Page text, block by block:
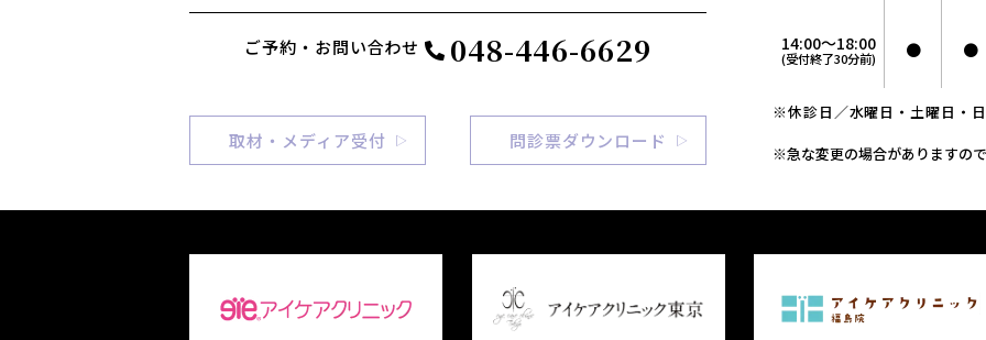
ご予約・お問い合わせ 048-446-6629
取材・メディア受付 問診票ダウンロード
14:00～18:00
(受付終了30分前) ● ●
※休診日／水曜日・土曜日・
※急な変更の場合がありますの